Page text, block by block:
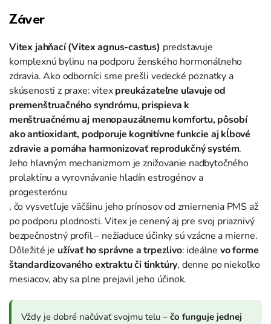
Záver
Vitex jahňací (Vitex agnus-castus) predstavuje
komplexnú bylinu na podporu ženského hormonálneho
zdravia. Ako odborníci sme prešli vedecké poznatky a
skúsenosti z praxe: vitexpreukázateľne uľavuje od
premenštruačného syndrómu, prispieva k
menštruačnému aj menopauzálnemu komfortu, pôsobí
ako antioxidant, podporuje kognitívne funkcie aj kĺbové
zdravie a pomáha harmonizovať reprodukčný systém.
Jeho hlavným mechanizmom je znižovanie nadbytočného
prolaktínu a vyrovnávanie hladín estrogénov a
progesterónu
, čo vysvetľuje väčšinu jeho prínosov od zmiernenia PMS až
po podporu plodnosti. Vitex je cenený aj pre svoj priaznivý
bezpečnostný profil – nežiaduce účinky sú vzácne a mierne.
Dôležité je užívať ho správne a trpezlivo: ideálne vo forme
štandardizovaného extraktu či tinktúry, denne po niekoľko
mesiacov, aby sa plne prejavil jeho účinok.
Vždy je dobré načúvať svojmu telu – čo funguje jednej